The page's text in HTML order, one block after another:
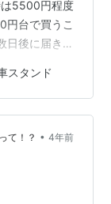
5500円程度
円台で買うこ
日後に届きま
六角レンチ
準備する必
に組み立てれ
ったものを定
まし…
スタンド
て！？ • 4年前